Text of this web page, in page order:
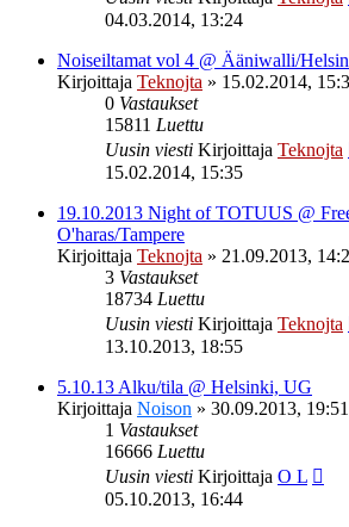
04.03.2014, 13:24
Noiseiltamat vol 4 @ Ääniwalli/
Kirjoittaja Teknojta » 15.02.2014,
0 Vastaukset
15811 Luettu
Uusin viesti Kirjoittaja Teknojta
15.02.2014, 15:35
19.10.2013 Night of TOTUUS @
O'haras/Tampere
Kirjoittaja Teknojta » 21.09.2013,
3 Vastaukset
18734 Luettu
Uusin viesti Kirjoittaja Teknojta
13.10.2013, 18:55
5.10.13 Alku/tila @ Helsinki, UG
Kirjoittaja Noison » 30.09.2013, 19:51
1 Vastaukset
16666 Luettu
Uusin viesti Kirjoittaja O L
05.10.2013, 16:44